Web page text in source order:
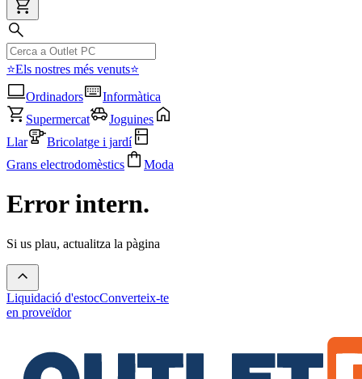
⭐Els nostres més venuts⭐
Ordinadors
Informàtica
Supermercat
Joguines
Llar
Bricolatge i jardí
Grans electrodomèstics
Moda
Error intern.
Si us plau, actualitza la pàgina
Liquidació d'estocConverteix-te
en proveïdor